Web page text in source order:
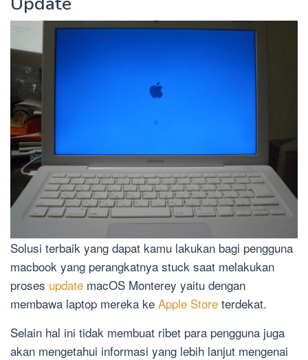
Solusi terbaik yang dapat kamu lakukan bagi pengguna
macbook yang perangkatnya stuck saat melakukan
proses update macOS Monterey yaitu dengan
membawa laptop mereka ke Apple Store terdekat.
Selain hal ini tidak membuat ribet para pengguna juga
akan mengetahui informasi yang lebih lanjut mengenai